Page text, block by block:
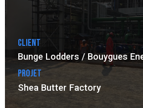
Client
Bunge Lodders / Bouygues
Projet
Shea Butter Factory